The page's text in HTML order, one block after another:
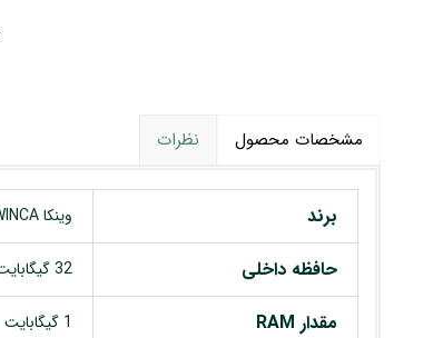
مشخصات محصول نظرات
برند وینکا WINCA سری وینگر RacBox
حافظه داخلی 32 گیگابایت
مقدار RAM 1 گیگابایت